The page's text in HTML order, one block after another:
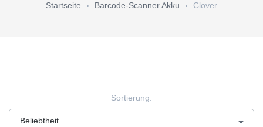
Startseite Barcode-Scanner Akku Clover
Sortierung: